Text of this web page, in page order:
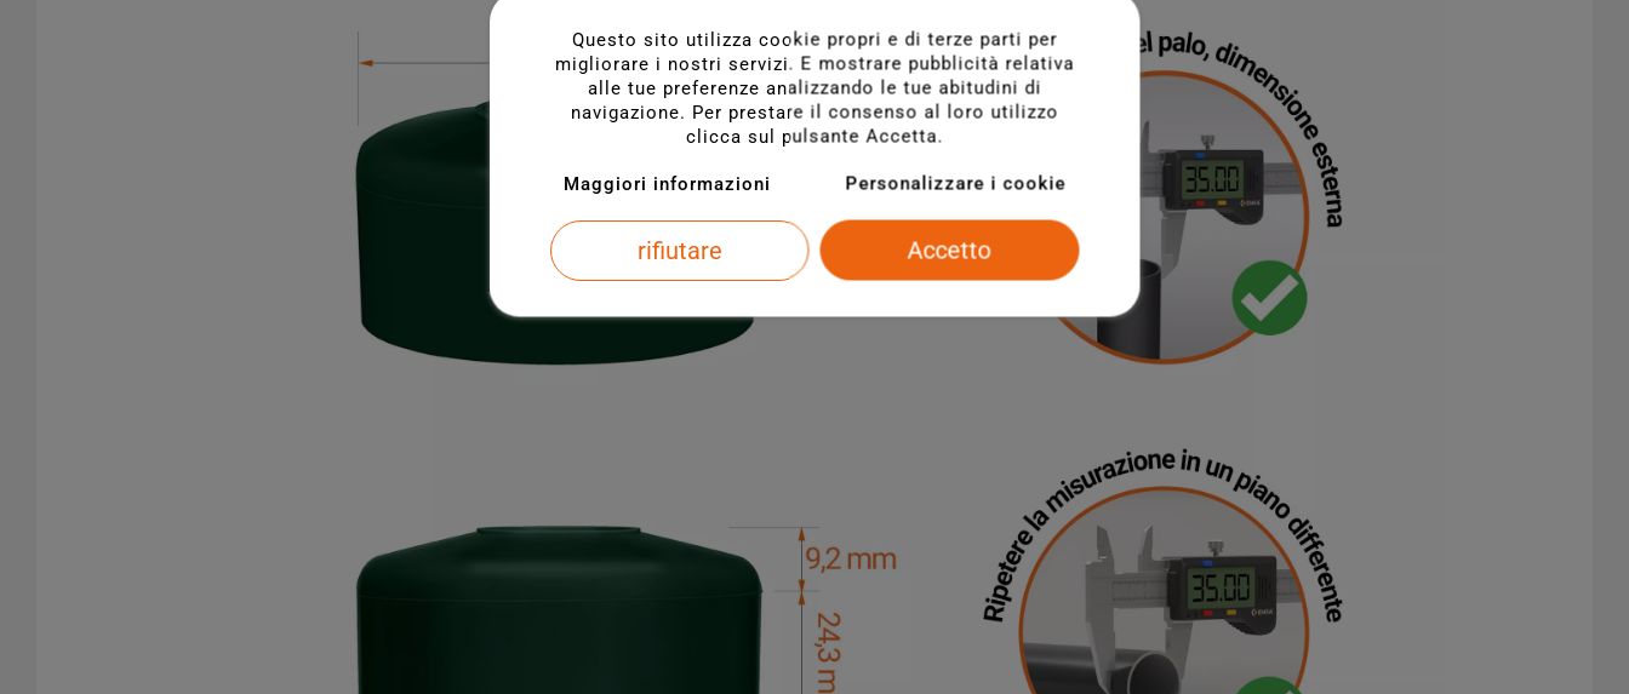
Questo sito utilizza cookie propri e di terze parti per
migliorare i nostri servizi. E mostrare pubblicità relativa
alle tue preferenze analizzando le tue abitudini di
navigazione. Per prestare il consenso al loro utilizzo
clicca sul pulsante Accetta.
Maggiori informazioni Personalizzare i cookie
rifiutare Accetto